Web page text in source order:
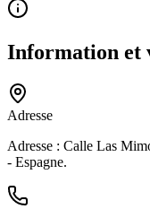
Information et
Adresse
Adresse : Calle Las
- Espagne.